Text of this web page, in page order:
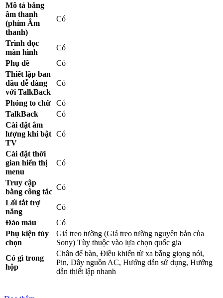
Mô tả bằng
âm thanh
(phím Âm
thanh)
Có
Trình đọc
màn hình
Có
Phụ đề
Có
Thiết lập ban
đầu dễ dàng
với TalkBack
Có
Phóng to chữ
Có
TalkBack
Có
Cài đặt âm
lượng khi bật
TV
Có
Cài đặt thời
gian hiển thị
menu
Có
Truy cập
bằng công tắc
Có
Lối tắt trợ
năng
Có
Đảo màu
Có
Phụ kiện tùy
chọn
Giá treo tường (Giá treo tường nguyên bản của
Sony) Tùy thuộc vào lựa chọn quốc gia
Có gì trong
hộp
Chân để bàn, Điều khiển từ xa bằng giọng nói,
Pin, Dây nguồn AC, Hướng dẫn sử dụng, Hướng
dẫn thiết lập nhanh